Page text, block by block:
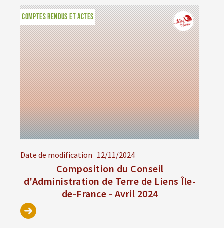
Date de modification 12/11/2024
Composition du Conseil
d'Administration de Terre de Liens Île-
de-France - Avril 2024
COMPTES RENDUS ET ACTES